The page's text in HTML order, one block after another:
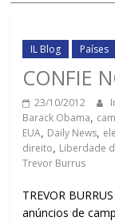
mais
da
IL Blog Países
CONFIE
23/10/2012
Barack Obama,
EUA, Daily News,
direito, Liberdade
Trevor Burrus
TREVOR
anúncios de